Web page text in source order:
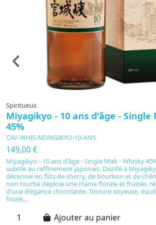
Spiritueux
Miyagikyo - 10 ans d'âge - Single
45%
CAV-WHIS-MIYAGIKYO-10-ANS
149,00 €
Miyagikyo - 10 ans d'âge - Single Malt - Whisky
subtile au raffinement japonais. Distillé à
décennie en fûts de sherry, de bourbon et de
non tourbé déploie une trame florale et fruitée,
d'une élégance chocolatée. Texture soyeuse,
finale...
Ajouter au panier